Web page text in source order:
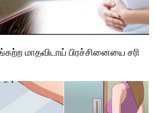
மாதவிடாய் பிரச்சினையை சரி